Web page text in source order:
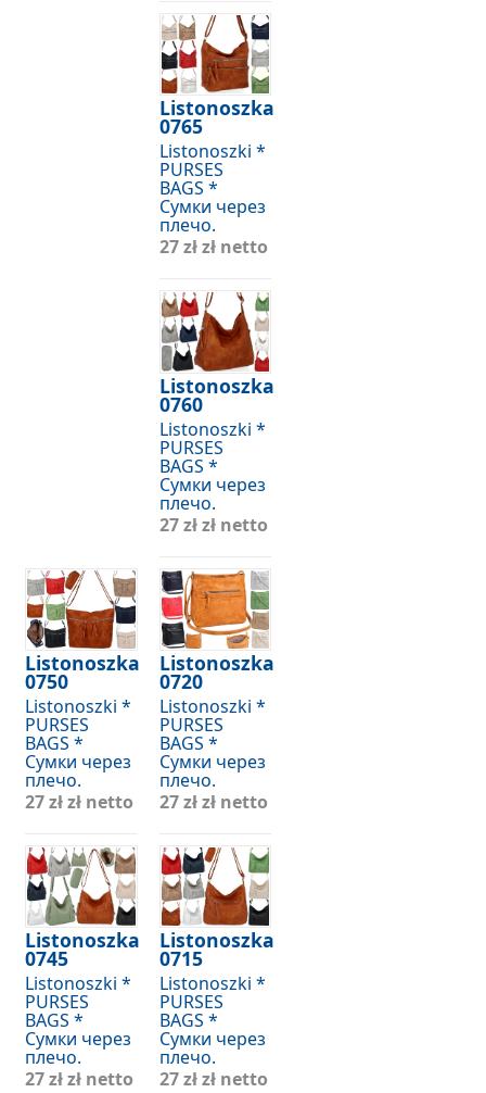
Listonoszka
0765
Listonoszki *
PURSES
BAGS *
Сумки через
плечо.
27 złzł netto
Listonoszka
0760
Listonoszki *
PURSES
BAGS *
Сумки через
плечо.
27 złzł netto
Listonoszka
0750
Listonoszki *
PURSES
BAGS *
Сумки через
плечо.
27 złzł netto
Listonoszka
0745
Listonoszki *
PURSES
BAGS *
Сумки через
плечо.
27 złzł netto
Listonoszka
0720
Listonoszki *
PURSES
BAGS *
Сумки через
плечо.
27 złzł netto
Listonoszka
0715
Listonoszki *
PURSES
BAGS *
Сумки через
плечо.
27 złzł netto